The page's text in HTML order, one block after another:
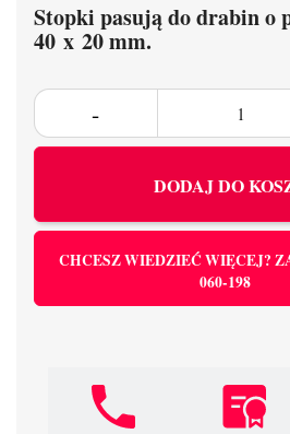
Stopki pasują do drabin o
40 x 20 mm.
DODAJ DO
CHCESZ WIEDZIEĆ WIĘCEJ?
060-198